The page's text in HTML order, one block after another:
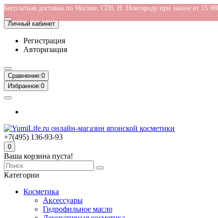
Бесплатная доставка по Москве, СПб, Н. Новгороду при заказе от 15
Личный кабинет
Регистрация
Авторизация
Сравнение:0
Избранное:0
+7(495) 136-93-93
0
Ваша корзина пуста!
Категории
Косметика
Аксессуары
Гидрофильное масло